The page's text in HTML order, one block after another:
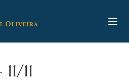
OLIVEIRA
11